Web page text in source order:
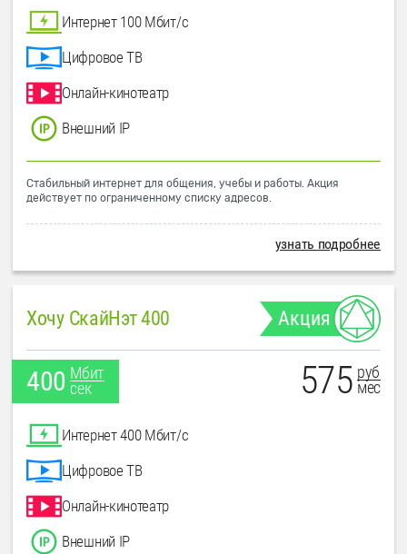
Интернет 100 Мбит/с
Цифровое ТВ
Онлайн-кинотеатр
Внешний IP
Стабильный интернет для общения, учебы и работы. Акция
действует по ограниченному списку адресов.
узнать подробнее
Хочу СкайНэт 400 Акция
400 Мбит
сек
575 руб
мес
Интернет 400 Мбит/с
Цифровое ТВ
Онлайн-кинотеатр
Внешний IP